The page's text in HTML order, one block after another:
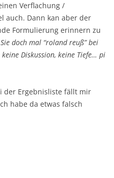
Verflachung /
auch. Dann kan aber der
Formulierung erinnern zu
doch mal “roland reuß” bei
Diskussion, keine Tiefe… pi
der Ergebnisliste fällt mir
habe da etwas falsch